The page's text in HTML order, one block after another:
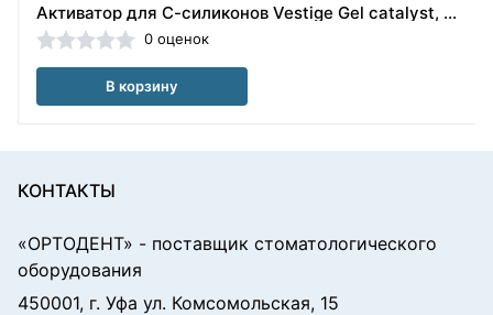
Активатор для С-силиконов Vestige Gel catalyst, 60г., Trayart
0 оценок
В корзину
КОНТАКТЫ
«ОРТОДЕНТ» - поставщик стоматологического
оборудования
450001, г. Уфа ул. Комсомольская, 15